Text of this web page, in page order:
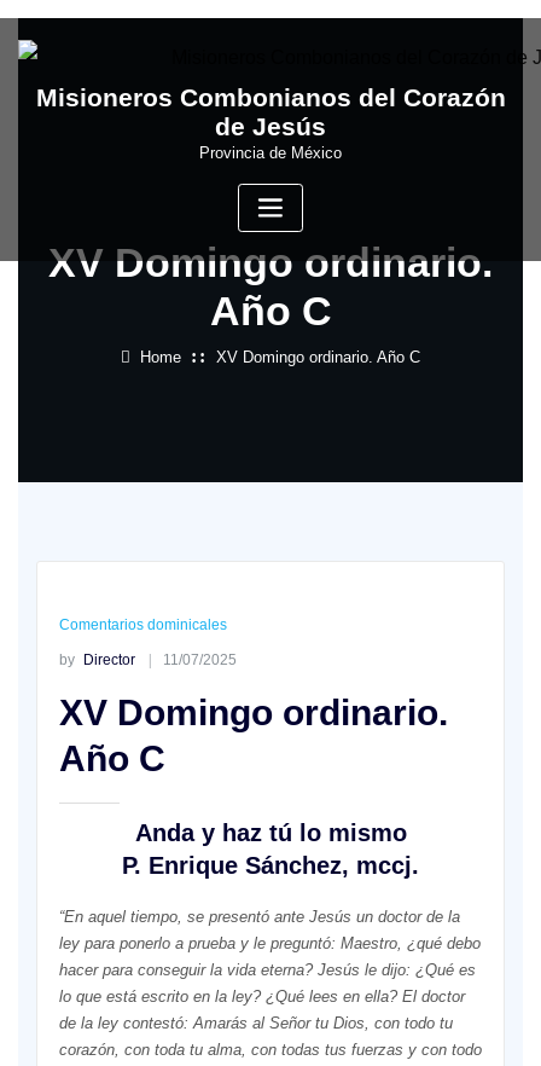
to
Misioneros Combonianos del Corazón
de Jesús
Provincia de México
XV Domingo ordinario.
Año C
Home XV Domingo ordinario. Año C
Comentarios dominicales
by Director 11/07/2025
XV Domingo ordinario.
Año C
Anda y haz tú lo mismo
P. Enrique Sánchez, mccj.
“En aquel tiempo, se presentó ante Jesús un doctor de la
ley para ponerlo a prueba y le preguntó: Maestro, ¿qué debo
hacer para conseguir la vida eterna? Jesús le dijo: ¿Qué es
lo que está escrito en la ley? ¿Qué lees en ella? El doctor
de la ley contestó: Amarás al Señor tu Dios, con todo tu
corazón, con toda tu alma, con todas tus fuerzas y con todo